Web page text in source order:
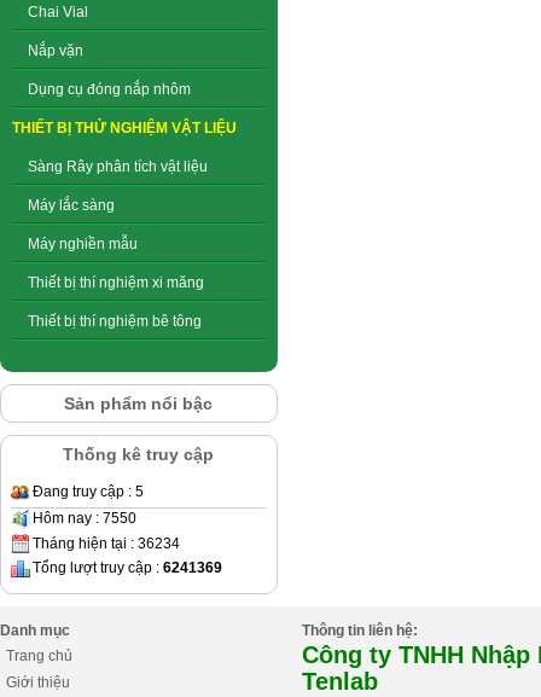
Chai Vial
Nắp vặn
Dụng cụ đóng nắp nhôm
THIẾT BỊ THỬ NGHIỆM VẬT LIỆU
Sàng Rây phân tích vật liệu
Máy lắc sàng
Máy nghiền mẫu
Thiết bị thí nghiệm xi măng
Thiết bị thí nghiệm bê tông
Sản phẩm nổi bậc
Thống kê truy cập
Đang truy cập : 5
Hôm nay : 7550
Tháng hiện tại : 36234
Tổng lượt truy cập : 6241369
Danh mục
Trang chủ
Giới thiệu
Thông tin liên hệ:
Công ty TNHH
Tenlab